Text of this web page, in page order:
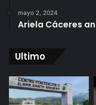
mayo 2, 2024
Ariela Cáceres
Ultimo